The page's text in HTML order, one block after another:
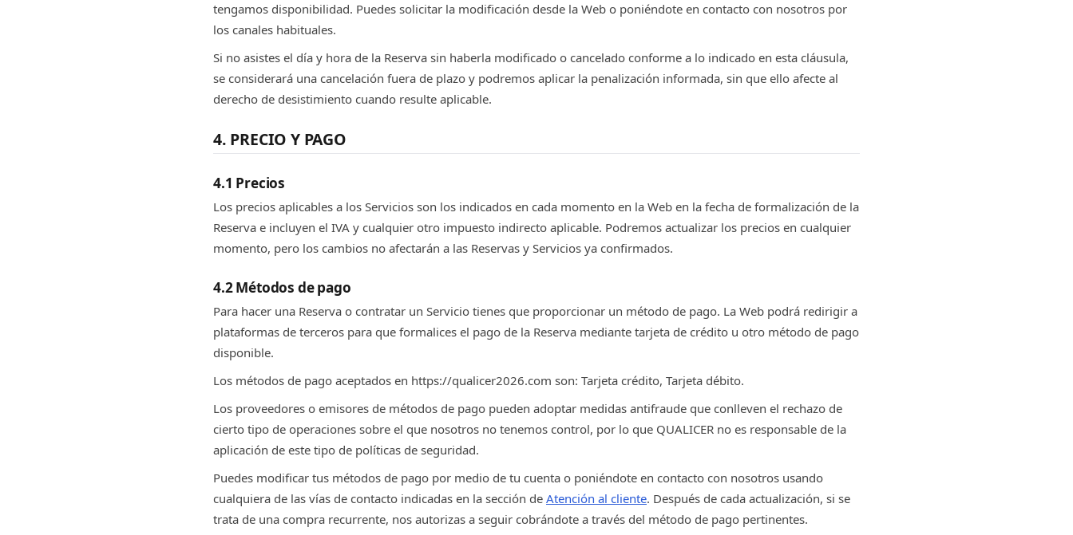
tengamos disponibilidad. Puedes solicitar la modificación desde la Web o poniéndote en contacto con nosotros por
los canales habituales.
Si no asistes el día y hora de la Reserva sin haberla modificado o cancelado conforme a lo indicado en esta cláusula,
se considerará una cancelación fuera de plazo y podremos aplicar la penalización informada, sin que ello afecte al
derecho de desistimiento cuando resulte aplicable.
4. PRECIO Y PAGO
4.1 Precios
Los precios aplicables a los Servicios son los indicados en cada momento en la Web en la fecha de formalización de la
Reserva e incluyen el IVA y cualquier otro impuesto indirecto aplicable. Podremos actualizar los precios en cualquier
momento, pero los cambios no afectarán a las Reservas y Servicios ya confirmados.
4.2 Métodos de pago
Para hacer una Reserva o contratar un Servicio tienes que proporcionar un método de pago. La Web podrá redirigir a
plataformas de terceros para que formalices el pago de la Reserva mediante tarjeta de crédito u otro método de pago
disponible.
Los métodos de pago aceptados en https://qualicer2026.com son: Tarjeta crédito, Tarjeta débito.
Los proveedores o emisores de métodos de pago pueden adoptar medidas antifraude que conlleven el rechazo de
cierto tipo de operaciones sobre el que nosotros no tenemos control, por lo que QUALICER no es responsable de la
aplicación de este tipo de políticas de seguridad.
Puedes modificar tus métodos de pago por medio de tu cuenta o poniéndote en contacto con nosotros usando
cualquiera de las vías de contacto indicadas en la sección de Atención al cliente. Después de cada actualización, si se
trata de una compra recurrente, nos autorizas a seguir cobrándote a través del método de pago pertinentes.